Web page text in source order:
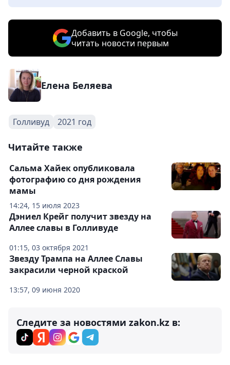
Добавить в Google, чтобы
читать новости первым
Елена Беляева
Голливуд 2021 год
Читайте также
14:24, 15 июля 2023
Сальма Хайек опубликовала
фотографию со дня рождения
мамы
01:15, 03 октября 2021
Дэниел Крейг получит звезду на
Аллее славы в Голливуде
13:57, 09 июня 2020
Звезду Трампа на Аллее Славы
закрасили черной краской
Следите за новостями zakon.kz в: